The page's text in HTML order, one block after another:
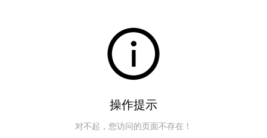
操作提示
对不起，您访问的页面不存在！